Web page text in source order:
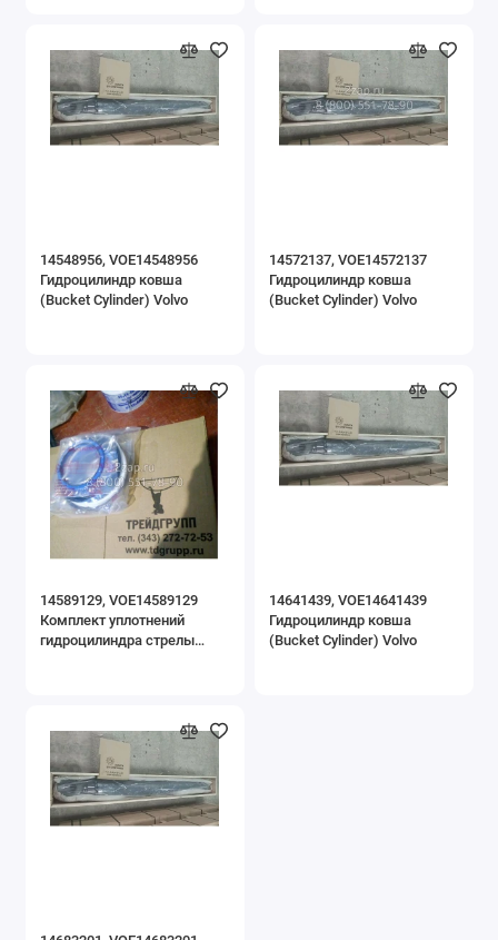
14548956, VOE14548956
Гидроцилиндр ковша
(Bucket Cylinder) Volvo
14572137, VOE14572137
Гидроцилиндр ковша
(Bucket Cylinder) Volvo
14589129, VOE14589129
Комплект уплотнений
гидроцилиндра стрелы
14641439, VOE14641439
Гидроцилиндр ковша
(Bucket Cylinder) Volvo